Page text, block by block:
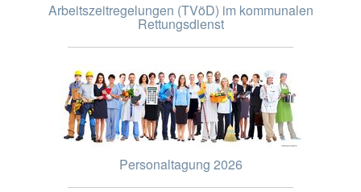
Arbeitszeitregelungen (TVöD) im kommunalen
Rettungsdienst
Personaltagung 2026